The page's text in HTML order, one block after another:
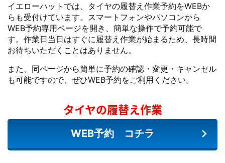
イエローハットでは、タイヤの履替え作業予約をWEBか
らも受付けています。スマートフォンやパソコンから
WEB予約専用ページを開き、簡単な操作で予約可能で
す。作業日当日はすぐに履替え作業が始まるため、長時間
お待ちいただくことはありません。
また、同ページから簡単に予約の確認・変更・キャンセル
も可能ですので、ぜひWEB予約をご利用ください。
タイヤの履替え作業
WEB予約 コチラ